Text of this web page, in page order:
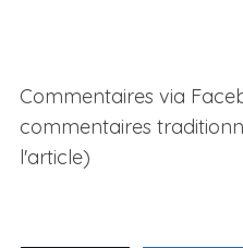
Commentaires via
commentaires
l'article)